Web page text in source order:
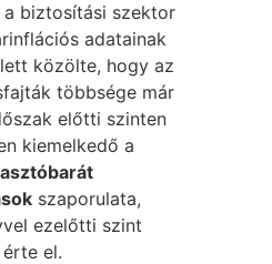
biztosítási szektor
adatainak
közölte, hogy az
többsége már
előtti szinten
kiemelkedő a
szaporulata,
ezelőtti szint
érte el.